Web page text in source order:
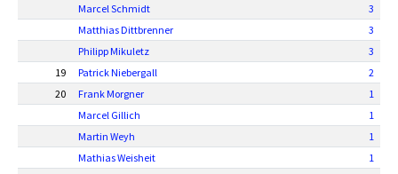
Marcel Schmidt
3
Matthias Dittbrenner
3
Philipp Mikuletz
3
19
Patrick Niebergall
2
20
Frank Morgner
1
Marcel Gillich
1
Martin Weyh
1
Mathias Weisheit
1